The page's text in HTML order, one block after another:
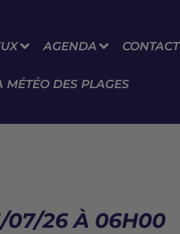
AGENDA CONTACT
MÉTÉO DES PLAGES
07/26 À 06H00